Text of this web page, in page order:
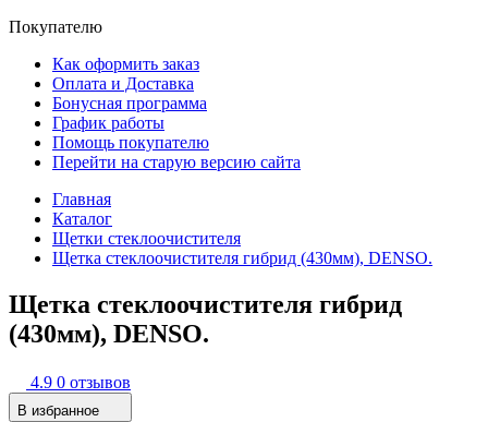
Покупателю
Как оформить заказ
Оплата и Доставка
Бонусная программа
График работы
Помощь покупателю
Перейти на старую версию сайта
Главная
Каталог
Щетки стеклоочистителя
Щетка стеклоочистителя гибрид (430мм), DENSO.
Щетка стеклоочистителя гибрид
(430мм), DENSO.
4.9 0 отзывов
В избранное